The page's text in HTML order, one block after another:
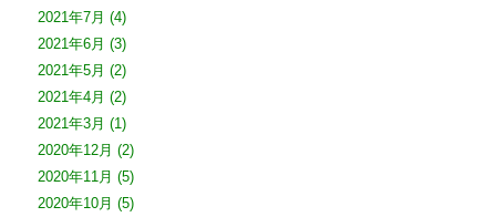
2021年7月 (4)
2021年6月 (3)
2021年5月 (2)
2021年4月 (2)
2021年3月 (1)
2020年12月 (2)
2020年11月 (5)
2020年10月 (5)